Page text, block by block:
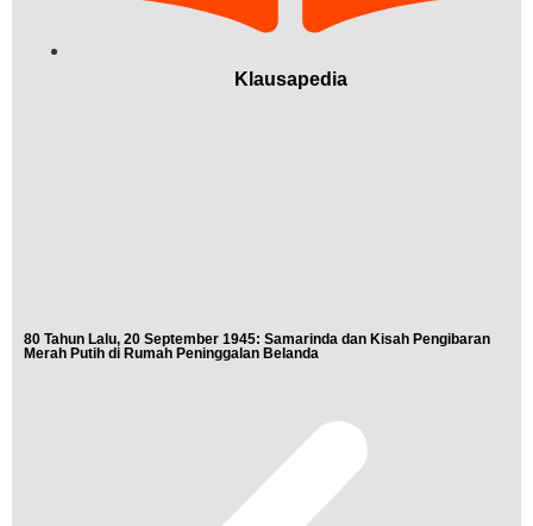
Klausapedia
80 Tahun Lalu, 20 September 1945: Samarinda dan Kisah Pengibaran
Merah Putih di Rumah Peninggalan Belanda